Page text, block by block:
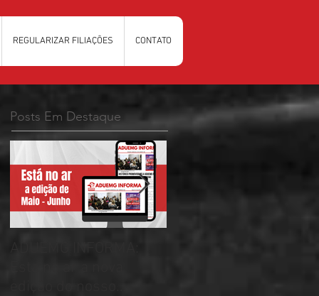
REGULARIZAR FILIAÇÕES CONTATO
Posts Em Destaque